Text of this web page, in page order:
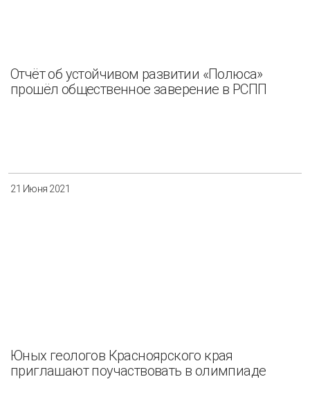
Отчёт об устойчивом развитии «Полюса»
прошёл общественное заверение в РСПП
21 Июня 2021
Юных геологов Красноярского края
приглашают поучаствовать в олимпиаде